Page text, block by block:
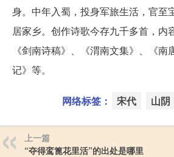
身。中年入蜀，投身军旅生活，官至
居家乡。创作诗歌今存九千多首，内
《剑南诗稿》、《渭南文集》、《
记》等。
网络标签： 宋代 山阴
上一篇
“夺得鸾篦花里活”的出处是哪里